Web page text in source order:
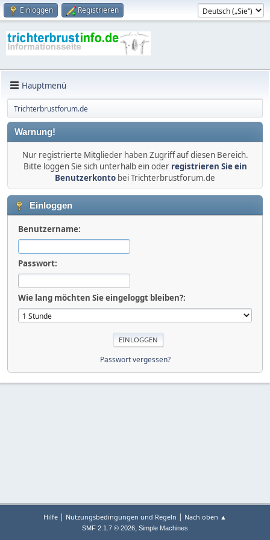
Einloggen Registrieren
Hauptmenü
Trichterbrustforum.de
Warnung!
Nur registrierte Mitglieder haben Zugriff auf diesen Bereich.
Bitte loggen Sie sich unterhalb ein oder registrieren Sie ein
Benutzerkonto bei Trichterbrustforum.de
Einloggen
Benutzername:
Passwort:
Wie lang möchten Sie eingeloggt bleiben?:
Passwort vergessen?
Hilfe | Nutzungsbedingungen und Regeln | Nach oben ▲
SMF 2.1.7 © 2026, Simple Machines